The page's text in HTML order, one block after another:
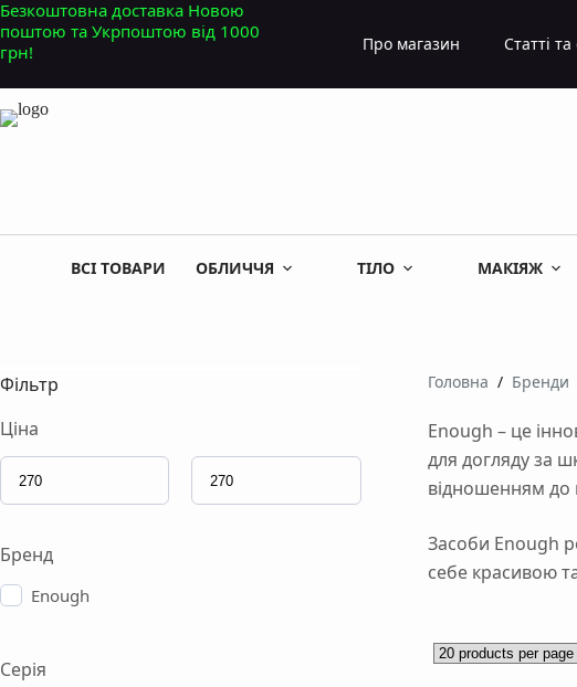
Перейти
до
вмісту
Безкоштовна доставка Новою
поштою та Укрпоштою від 1000
грн!
Про магазин Статті
ВСІ ТОВАРИ ОБЛИЧЧЯ ТІЛО МАКІЯЖ
Головна / Бренди
Enough – це
для догляду за
відношенням до
Засоби Enough
себе красивою
Фільтр
Ціна
Бренд
Enough
Серія